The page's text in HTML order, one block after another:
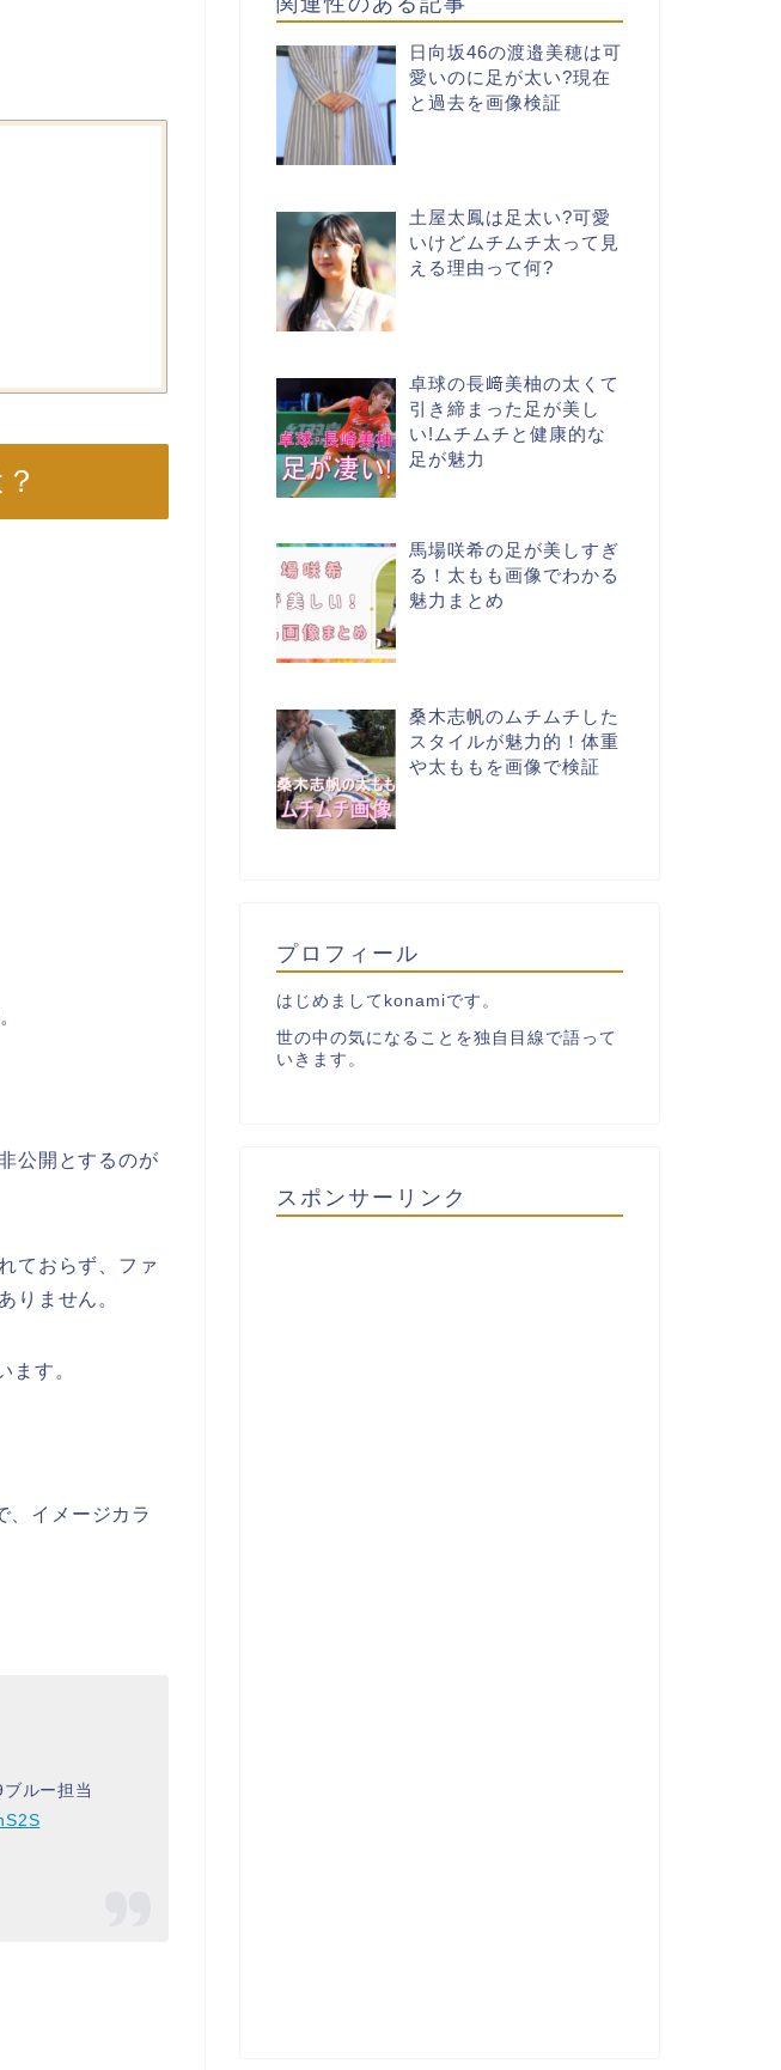
公開とするのが
ておらず、ファ
りません。
ます。
、イメージカラ
ルー担当
日向坂46の渡邉美穂は可
愛いのに足が太い?現在
と過去を画像検証
土屋太鳳は足太い?可愛
いけどムチムチ太って見
える理由って何?
卓球の長﨑美柚の太くて
引き締まった足が美し
い!ムチムチと健康的な
足が魅力
馬場咲希の足が美しすぎ
る！太もも画像でわかる
魅力まとめ
桑木志帆のムチムチした
スタイルが魅力的！体重
や太ももを画像で検証
プロフィール
はじめましてkonamiです。
世の中の気になることを独自目線で語って
いきます。
スポンサーリンク